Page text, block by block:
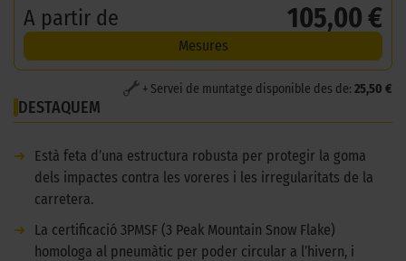
A partir de 105,00 €
Mesures
+ Servei de muntatge disponible des de: 25,50 €
DESTAQUEM
➜
Està feta d’una estructura robusta per protegir la goma
dels impactes contra les voreres i les irregularitats de la
carretera.
➜
La certificació 3PMSF (3 Peak Mountain Snow Flake)
homologa al pneumàtic per poder circular a l’hivern, i